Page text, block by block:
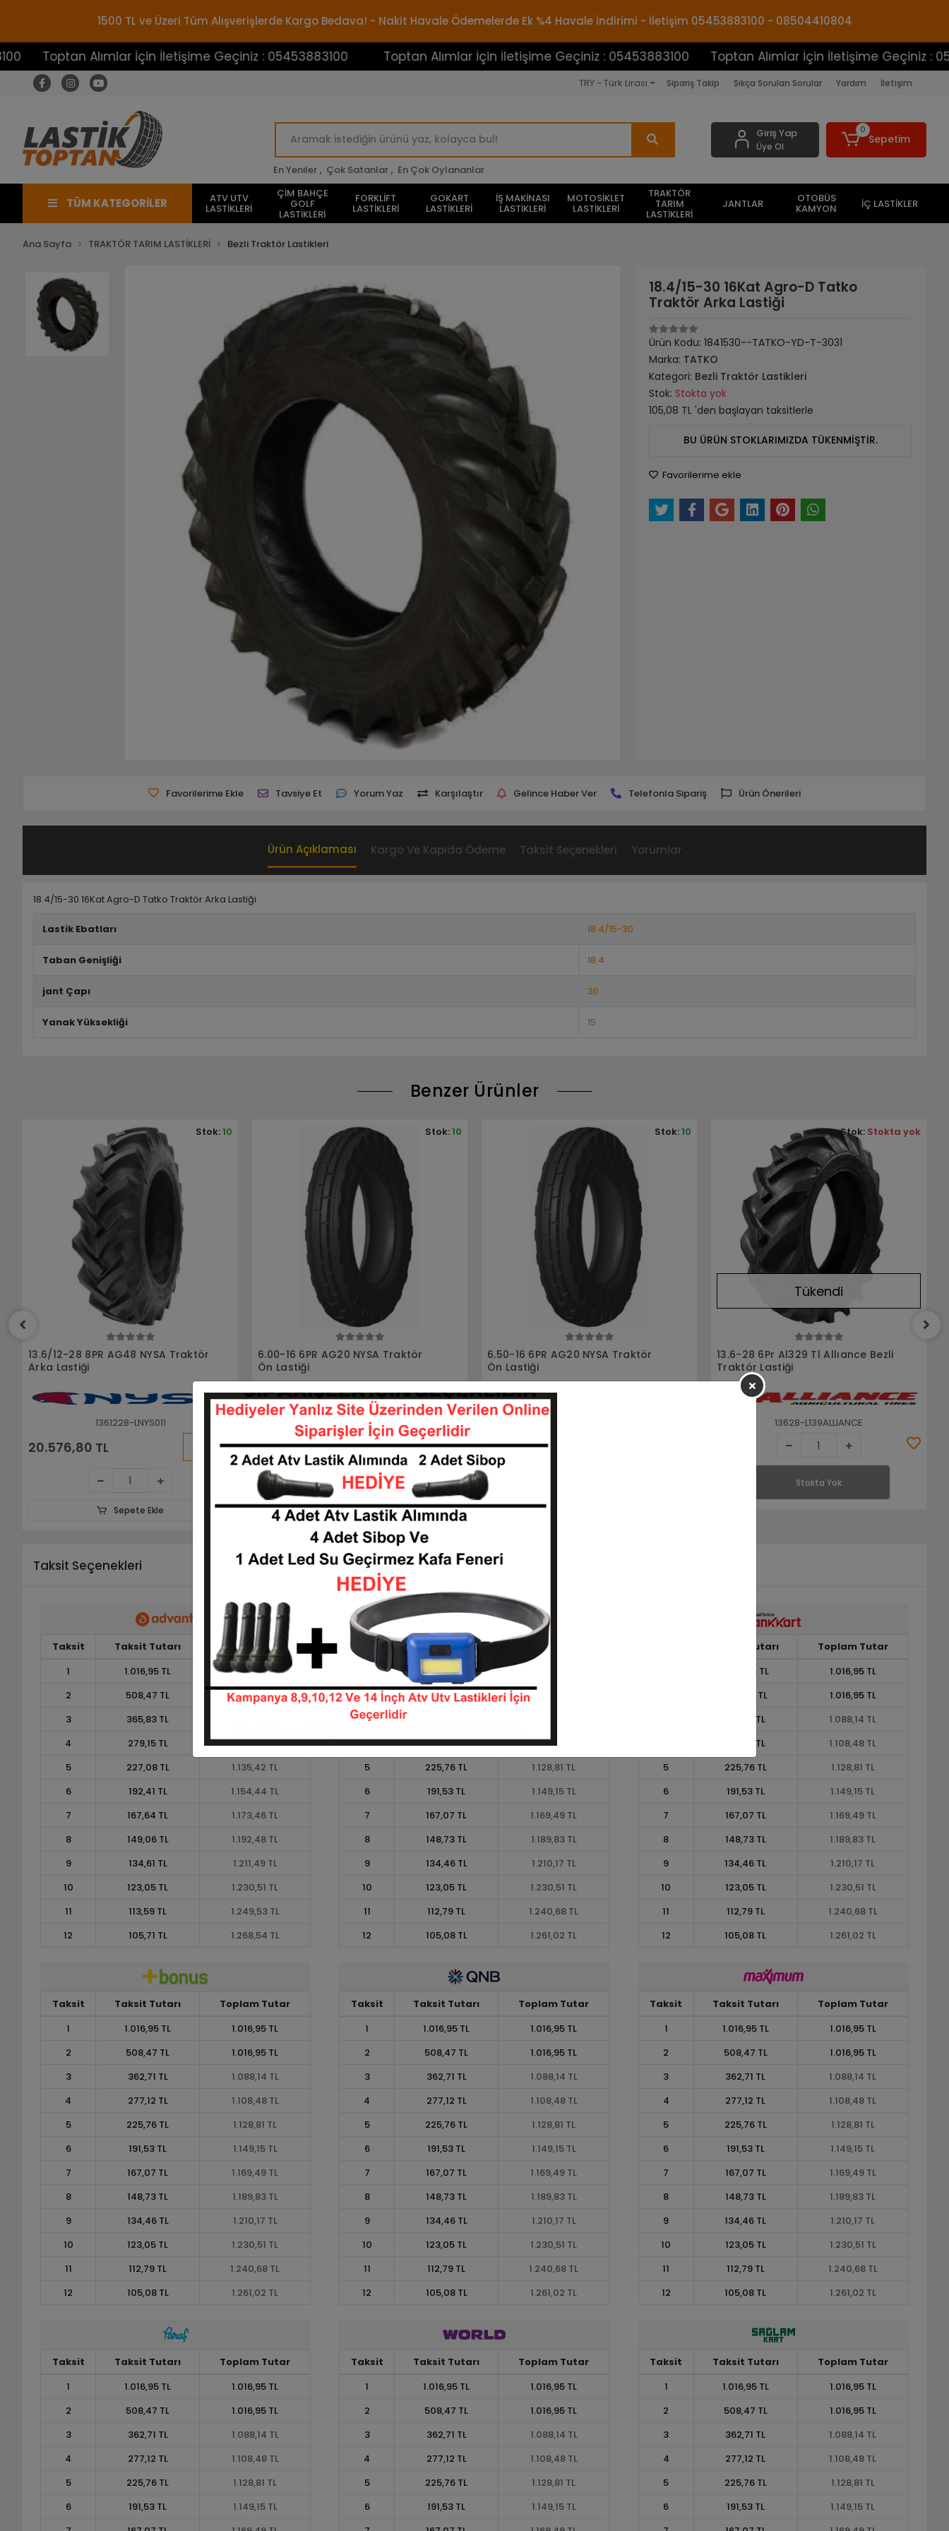
1500 TL ve Üzeri Tüm Alışverişlerde Kargo Bedava! - Nakit Havale Ödemelerde Ek %4 Havale İndirimi - İletişim 05453883100 - 08504410804
Alımlar İçin İletişime Geçiniz : 05453883100 Toptan Alımlar İçin İletişime Geçiniz : 05453883100 Toptan Alımlar İçin İletişime Geçiniz :
TRY - Türk Lirası Sipariş Takip Sıkça Sorulan Sorular Yardım İletişim
En Yeniler , Çok Satanlar , En Çok Oylananlar
Giriş Yap
Üye Ol
0
Sepetim
TÜM KATEGORİLER ATV UTV
LASTİKLERİ
ÇİM BAHÇE
GOLF
LASTİKLERİ
FORKLİFT
LASTİKLERİ
GOKART
LASTİKLERİ
İŞ MAKİNASI
LASTİKLERİ
MOTOSİKLET
LASTİKLERİ
TRAKTÖR
TARIM
LASTİKLERİ
JANTLAR OTOBÜS
KAMYON İÇ LASTİKLER
Ana Sayfa TRAKTÖR TARIM LASTİKLERİ Bezli Traktör Lastikleri
18.4/15-30 16Kat Agro-D Tatko
Traktör Arka Lastiği
Ürün Kodu:1841530--TATKO-YD-T-3031
Marka: TATKO
Kategori: Bezli Traktör Lastikleri
Stok: Stokta yok
105,08 TL 'den başlayan taksitlerle
BU ÜRÜN STOKLARIMIZDA TÜKENMİŞTİR.
Favorilerime ekle
Favorilerime Ekle Tavsiye Et Yorum Yaz Karşılaştır Gelince Haber Ver Telefonla Sipariş Ürün Önerileri
Ürün Açıklaması Kargo Ve Kapıda Ödeme Taksit Seçenekleri Yorumlar
18.4/15-30 16Kat Agro-D Tatko Traktör Arka Lastiği
Lastik Ebatları 18.4/15-30
Taban Genişliği 18.4
jant Çapı 30
Yanak Yüksekliği 15
Benzer Ürünler
6.00-16 6PR AG20 NYSA Traktör
Ön Lastiği
60016-LNYS007
4.174,35 TL KARGO
BEDAVA
Stok:10
Sepete Ekle
6.50-16 6PR AG20 NYSA Traktör
Ön Lastiği
65016-LNYS008
4.892,60 TL KARGO
BEDAVA
Stok:10
Sepete Ekle
Stokta Yok
13.6-28 6Pr Al329 Tl Allıance Bezli
Traktör Lastiği
Stok: Stokta yok
Stokta Yok
Tükendi
18.4/15-38 14Kat Knk50 Özka
Traktör Arka Lastiği
1841538-5746
Stok: Stokta yok
Stokta Yok
Taksit Seçenekleri
Taksit Taksit Tutarı
Toplam Tutar
1
1.016,95 TL
1.016,95 TL
2
508,47 TL
1.016,95 TL
3
365,83 TL
4
279,15 TL
1.116,61 TL
5
227,08 TL
1.135,42 TL
6
192,41 TL
1.154,44 TL
7
167,64 TL
1.173,46 TL
8
149,06 TL
1.192,48 TL
9
134,61 TL
1.211,49 TL
10
123,05 TL
1.230,51 TL
11
113,59 TL
1.249,53 TL
12
105,71 TL 1.268,54 TL
Taksit Taksit Tutarı
Toplam Tutar
1.016,95 TL
2
508,47 TL
3
4
277,12 TL
1.108,48 TL
5
225,76 TL
1.128,81 TL
6
191,53 TL
1.149,15 TL
7
167,07 TL
1.169,49 TL
8
148,73 TL
1.189,83 TL
9
134,46 TL
1.210,17 TL
10
123,05 TL
1.230,51 TL
11
112,79 TL
1.240,68 TL
12
105,08 TL 1.261,02 TL
Taksit Tutarı
Toplam Tutar
1.016,95 TL
1.016,95 TL
508,47 TL
1.016,95 TL
362,71 TL
1.088,14 TL
277,12 TL
1.108,48 TL
5
225,76 TL
1.128,81 TL
6
191,53 TL
1.149,15 TL
7
167,07 TL
1.169,49 TL
8
148,73 TL
1.189,83 TL
9
134,46 TL
1.210,17 TL
10
123,05 TL
1.230,51 TL
11
112,79 TL
1.240,68 TL
12
105,08 TL 1.261,02 TL
Taksit Taksit Tutarı
Toplam Tutar
1
1.016,95 TL
1.016,95 TL
2
508,47 TL
1.016,95 TL
3
362,71 TL
1.088,14 TL
4
277,12 TL
1.108,48 TL
5
225,76 TL
1.128,81 TL
6
191,53 TL
1.149,15 TL
7
167,07 TL
1.169,49 TL
8
148,73 TL
1.189,83 TL
9
134,46 TL
1.210,17 TL
10
123,05 TL
1.230,51 TL
11
112,79 TL
1.240,68 TL
12
105,08 TL 1.261,02 TL
Taksit Taksit Tutarı
Toplam Tutar
1
1.016,95 TL
1.016,95 TL
2
508,47 TL
1.016,95 TL
3
362,71 TL
1.088,14 TL
4
277,12 TL
1.108,48 TL
5
225,76 TL
1.128,81 TL
6
191,53 TL
1.149,15 TL
7
167,07 TL
1.169,49 TL
8
148,73 TL
1.189,83 TL
9
134,46 TL
1.210,17 TL
10
123,05 TL
1.230,51 TL
11
112,79 TL
1.240,68 TL
12
105,08 TL 1.261,02 TL
Taksit Taksit Tutarı
Toplam Tutar
1
1.016,95 TL
1.016,95 TL
2
508,47 TL
1.016,95 TL
3
362,71 TL
1.088,14 TL
4
277,12 TL
1.108,48 TL
5
225,76 TL
1.128,81 TL
6
191,53 TL
1.149,15 TL
7
167,07 TL
1.169,49 TL
8
148,73 TL
1.189,83 TL
9
134,46 TL
1.210,17 TL
10
123,05 TL
1.230,51 TL
11
112,79 TL
1.240,68 TL
12
105,08 TL 1.261,02 TL
Taksit Taksit Tutarı
Toplam Tutar
1
1.016,95 TL
1.016,95 TL
2
508,47 TL
1.016,95 TL
3
362,71 TL
1.088,14 TL
4
277,12 TL
1.108,48 TL
5
225,76 TL
1.128,81 TL
6
191,53 TL
1.149,15 TL
Taksit Taksit Tutarı
Toplam Tutar
1
1.016,95 TL
1.016,95 TL
2
508,47 TL
1.016,95 TL
3
362,71 TL
1.088,14 TL
4
277,12 TL
1.108,48 TL
5
225,76 TL
1.128,81 TL
6
191,53 TL
1.149,15 TL
Taksit Taksit Tutarı
Toplam Tutar
1
1.016,95 TL
1.016,95 TL
2
508,47 TL
1.016,95 TL
3
362,71 TL
1.088,14 TL
4
277,12 TL
1.108,48 TL
5
225,76 TL
1.128,81 TL
6
191,53 TL
1.149,15 TL